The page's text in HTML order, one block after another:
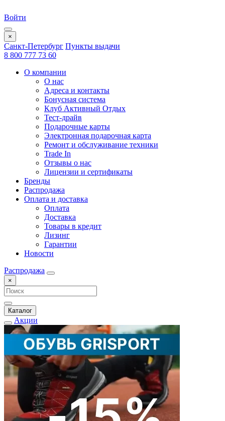
Войти
×
Санкт-Петербург Пункты выдачи
8 800 777 73 60
О компании
О нас
Адреса и контакты
Бонусная система
Клуб Активный Отдых
Тест-драйв
Подарочные карты
Электронная подарочная карта
Ремонт и обслуживание техники
Trade In
Отзывы о нас
Лицензии и сертификаты
Бренды
Распродажа
Оплата и доставка
Оплата
Доставка
Товары в кредит
Лизинг
Гарантии
Новости
Распродажа
×
Каталог
Акции